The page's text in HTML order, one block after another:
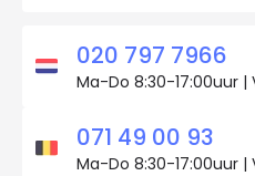
020 797 7966
Ma-Do 8:30-17:00uur |
071 49 00 93
Ma-Do 8:30-17:00uur |